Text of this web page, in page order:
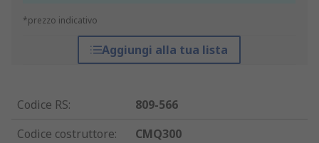
*prezzo indicativo
Aggiungi alla tua lista
Codice RS:
809-566
Codice costruttore:
CMQ300